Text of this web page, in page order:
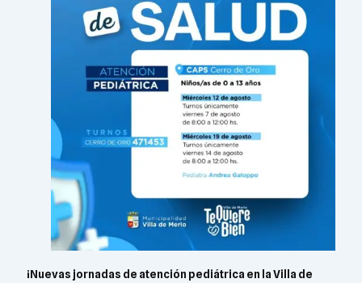
¡Nuevas jornadas de atención pediátrica en la Villa de